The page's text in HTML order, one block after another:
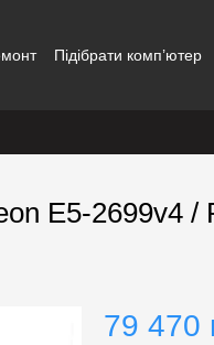
Підібрати комп’ютер
E5-2699v4
79 470